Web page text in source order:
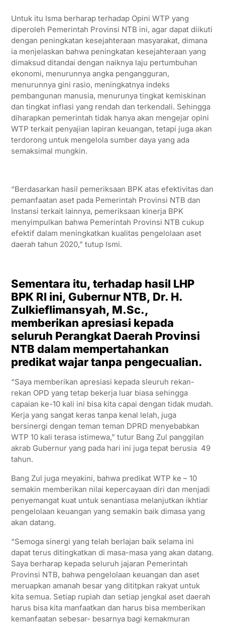
Untuk itu Isma berharap terhadap Opini WTP yang
diperoleh Pemerintah Provinsi NTB ini, agar dapat diikuti
dengan peningkatan kesejahteraan masyarakat, dimana
ia menjelaskan bahwa peningkatan kesejahteraan yang
dimaksud ditandai dengan naiknya laju pertumbuhan
ekonomi, menurunnya angka pengangguran,
menurunnya gini rasio, meningkatnya indeks
pembangunan manusia, menurunya tingkat kemiskinan
dan tingkat inflasi yang rendah dan terkendali. Sehingga
diharapkan pemerintah tidak hanya akan mengejar opini
WTP terkait penyajian lapiran keuangan, tetapi juga akan
terdorong untuk mengelola sumber daya yang ada
semaksimal mungkin.
“Berdasarkan hasil pemeriksaan BPK atas efektivitas dan
pemanfaatan aset pada Pemerintah Provinsi NTB dan
Instansi terkait lainnya, pemeriksaan kinerja BPK
menyimpulkan bahwa Pemerintah Provinsi NTB cukup
efektif dalam meningkatkan kualitas pengelolaan aset
daerah tahun 2020,” tutup Ismi.
Sementara itu, terhadap hasil LHP
BPK RI ini, Gubernur NTB, Dr. H.
Zulkieflimansyah, M.Sc.,
memberikan apresiasi kepada
seluruh Perangkat Daerah Provinsi
NTB dalam mempertahankan
predikat wajar tanpa pengecualian.
“Saya memberikan apresiasi kepada sleuruh rekan-
rekan OPD yang tetap bekerja luar biasa sehingga
capaian ke-10 kali ini bisa kita capai dengan tidak mudah.
Kerja yang sangat keras tanpa kenal lelah, juga
bersinergi dengan teman teman DPRD menyebabkan
WTP 10 kali terasa istimewa,” tutur Bang Zul panggilan
akrab Gubernur yang pada hari ini juga tepat berusia 49
tahun.
Bang Zul juga meyakini, bahwa predikat WTP ke – 10
semakin memberikan nilai kepercayaan diri dan menjadi
penyemangat kuat untuk senantiasa melanjutkan ikhtiar
pengelolaan keuangan yang semakin baik dimasa yang
akan datang.
“Semoga sinergi yang telah berlajan baik selama ini
dapat terus ditingkatkan di masa-masa yang akan datang.
Saya berharap kepada seluruh jajaran Pemerintah
Provinsi NTB, bahwa pengelolaan keuangan dan aset
meruapkan amanah besar yang dititpkan rakyat untuk
kita semua. Setiap rupiah dan setiap jengkal aset daerah
harus bisa kita manfaatkan dan harus bisa memberikan
kemanfaatan sebesar- besarnya bagi kemakmuran